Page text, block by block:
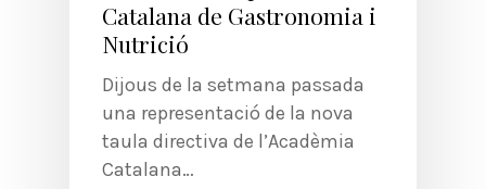
Catalana de Gastronomia i
Nutrició
Dijous de la setmana passada
una representació de la nova
taula directiva de l’Acadèmia
Catalana…